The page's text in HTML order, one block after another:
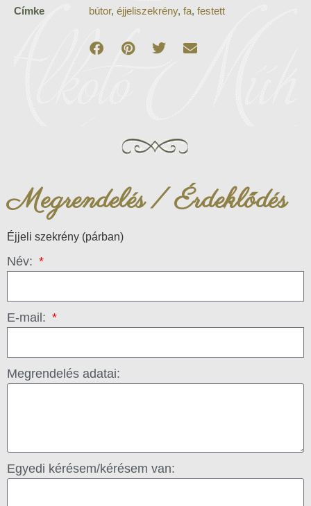
Címke bútor, éjjeliszekrény, fa, festett
Megrendelés / Érdeklődés
Éjjeli szekrény (párban)
Név:
E-mail:
Megrendelés adatai:
Egyedi kérésem/kérésem van: